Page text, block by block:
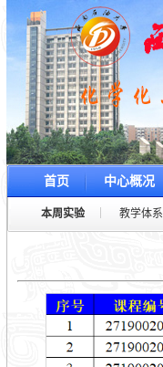
首页 中心概况
本周实验 教学体系